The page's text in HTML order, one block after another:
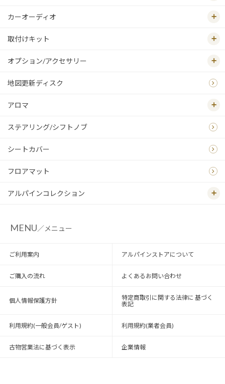
カーオーディオ
取付けキット
オプション/アクセサリー
地図更新ディスク
アロマ
ステアリング/シフトノブ
シートカバー
フロアマット
アルパインコレクション
MENU／メニュー
ご利用案内 アルパインストアについて
ご購入の流れ よくあるお問い合わせ
個人情報保護方針
特定商取引に関する法律に 基づく
表記
利用規約(一般会員/ゲスト) 利用規約(業者会員)
古物営業法に基づく表示 企業情報